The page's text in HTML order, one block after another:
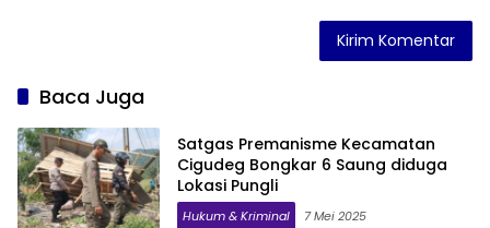
Baca Juga
Satgas Premanisme Kecamatan
Cigudeg Bongkar 6 Saung diduga
Lokasi Pungli
Hukum & Kriminal 7 Mei 2025